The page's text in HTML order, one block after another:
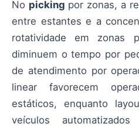
No picking por zonas, a
entre estantes e a
rotatividade em zonas
diminuem o tempo por
de atendimento por
linear favorecem
estáticos, enquanto
veículos